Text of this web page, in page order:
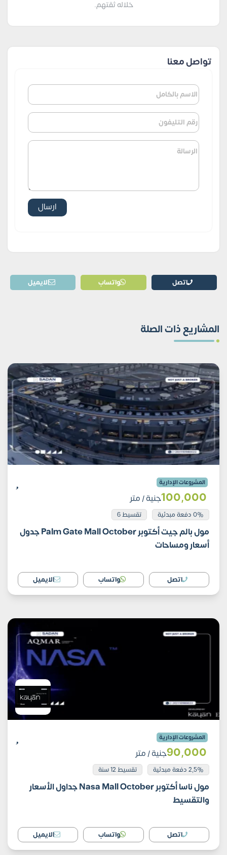
خلاله ثقتهم.
تواصل معنا
اتصل واتساب الايميل
المشاريع ذات الصلة
المشروعات الإدارية
100٬000جنية/ متر
0% دفعة مبدئية تقسيط 6
مول بالم جيت أكتوبر Palm Gate Mall October جدول
أسعار ومساحات
اتصل واتساب الايميل
المشروعات الإدارية
90٬000جنية/ متر
2,5% دفعة مبدئية تقسيط 12 سنة
مول ناسا أكتوبر Nasa Mall October جداول الأسعار
والتقسيط
اتصل واتساب الايميل